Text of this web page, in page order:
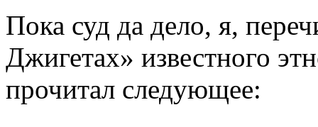
Пока суд да дело, я,
Джигетах» известного
прочитал следующее: